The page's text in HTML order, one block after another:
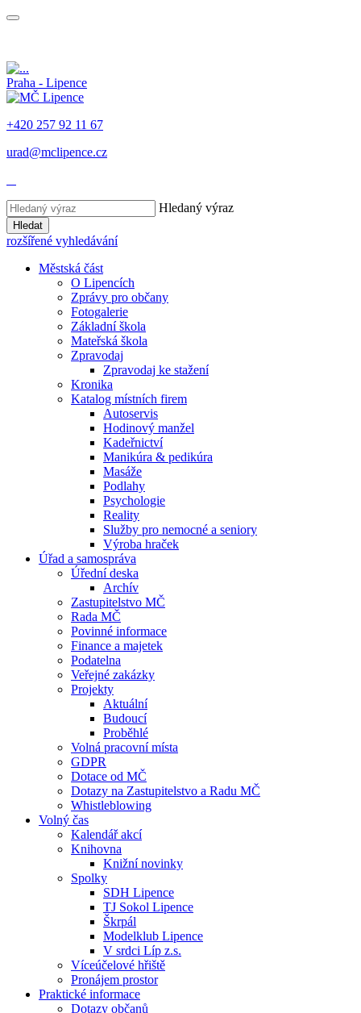
Praha - Lipence
+420 257 92 11 67
urad@mclipence.cz
Hledaný výraz
Hledat
rozšířené vyhledávání
Městská část
O Lipencích
Zprávy pro občany
Fotogalerie
Základní škola
Mateřská škola
Zpravodaj
Zpravodaj ke stažení
Kronika
Katalog místních firem
Autoservis
Hodinový manžel
Kadeřnictví
Manikúra & pedikúra
Masáže
Podlahy
Psychologie
Reality
Služby pro nemocné a seniory
Výroba hraček
Úřad a samospráva
Úřední deska
Archív
Zastupitelstvo MČ
Rada MČ
Povinné informace
Finance a majetek
Podatelna
Veřejné zakázky
Projekty
Aktuální
Budoucí
Proběhlé
Volná pracovní místa
GDPR
Dotace od MČ
Dotazy na Zastupitelstvo a Radu MČ
Whistleblowing
Volný čas
Kalendář akcí
Knihovna
Knižní novinky
Spolky
SDH Lipence
TJ Sokol Lipence
Škrpál
Modelklub Lipence
V srdci Líp z.s.
Víceúčelové hřiště
Pronájem prostor
Praktické informace
Dotazy občanů